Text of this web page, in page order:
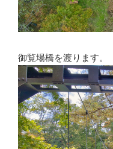
御覧場橋を渡ります。